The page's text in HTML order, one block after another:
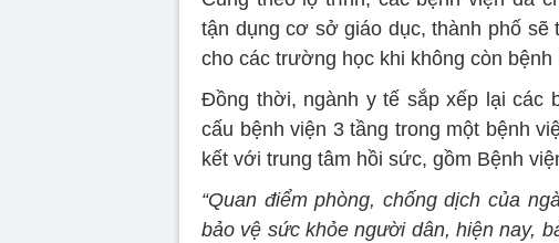
tận dụng cơ sở giáo dục, thành phố
cho các trường học khi không còn bệnh
Đồng thời, ngành y tế sắp xếp lại các
cấu bệnh viện 3 tầng trong một bệnh
kết với trung tâm hồi sức, gồm Bệnh
“Quan điểm phòng, chống dịch của
bảo vệ sức khỏe người dân, hiện nay,